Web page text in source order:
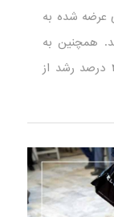
عرضه شده به
همچنین به
صورت میانگین فرش‌های فروخته شده ۴۲ درصد رشد از